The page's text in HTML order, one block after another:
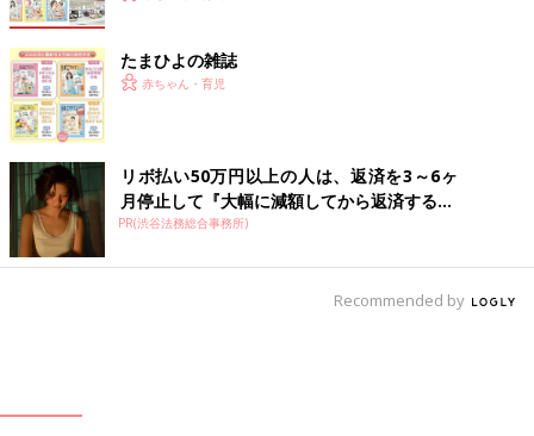
たまひよの雑誌
赤ちゃん・育児
リボ払い50万円以上の人は、返済を3～6ヶ
月停止して『大幅に減額してから返済する...
PR(渋谷法務総合事務所)
Recommended by